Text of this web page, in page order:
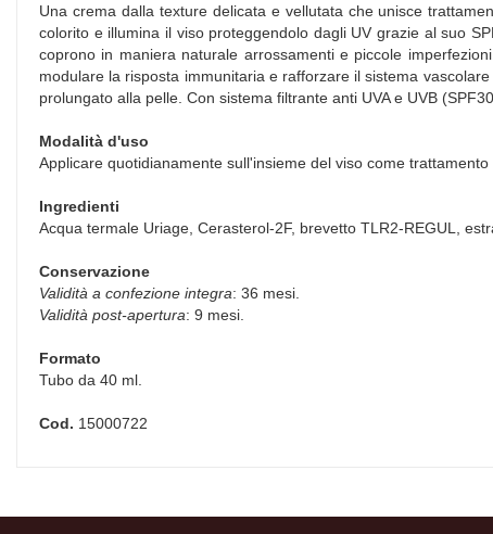
Una crema dalla texture delicata e vellutata che unisce
colorito e illumina il viso proteggendolo dagli UV grazie al suo
coprono in maniera naturale arrossamenti e piccole
modulare la risposta immunitaria e rafforzare il sistema
prolungato alla pelle. Con sistema filtrante anti UVA e UVB
Modalità d'uso
Applicare quotidianamente sull'insieme del viso come
Ingredienti
Acqua termale Uriage, Cerasterol-2F, brevetto TLR2-REGUL,
Conservazione
Validità a confezione integra: 36 mesi.
Validità post-apertura: 9 mesi.
Formato
Tubo da 40 ml.
Cod. 15000722